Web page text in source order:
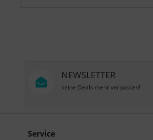
NEWSLETTER
keine Deals mehr verpassen!
Service